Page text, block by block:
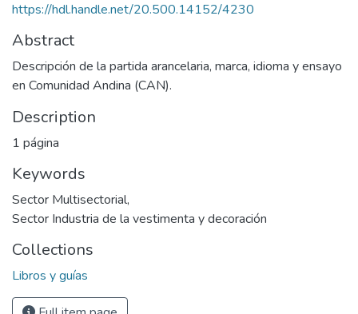
https://hdl.handle.net/20.500.14152/4230
Abstract
Descripción de la partida arancelaria, marca, idioma y ensayo
en Comunidad Andina (CAN).
Description
1 página
Keywords
Sector Multisectorial,
Sector Industria de la vestimenta y decoración
Collections
Libros y guías